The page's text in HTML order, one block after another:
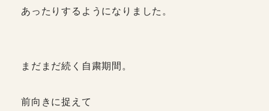
あったりするようになりました。
まだまだ続く自粛期間。
前向きに捉えて